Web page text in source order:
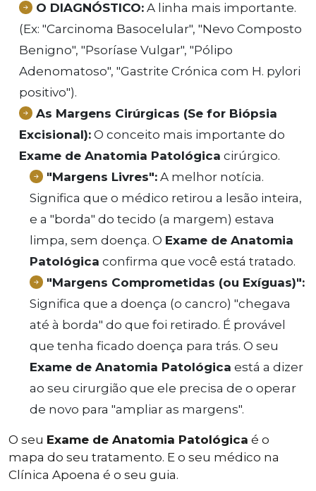
O DIAGNÓSTICO: A linha mais importante.
(Ex: "Carcinoma Basocelular", "Nevo Composto
Benigno", "Psoríase Vulgar", "Pólipo
Adenomatoso", "Gastrite Crónica com H. pylori
positivo").
As Margens Cirúrgicas (Se for Biópsia
Excisional): O conceito mais importante do
Exame de Anatomia Patológica cirúrgico.
"Margens Livres": A melhor notícia.
Significa que o médico retirou a lesão inteira,
e a "borda" do tecido (a margem) estava
limpa, sem doença. O Exame de Anatomia
Patológica confirma que você está tratado.
"Margens Comprometidas (ou Exíguas)":
Significa que a doença (o cancro) "chegava
até à borda" do que foi retirado. É provável
que tenha ficado doença para trás. O seu
Exame de Anatomia Patológica está a dizer
ao seu cirurgião que ele precisa de o operar
de novo para "ampliar as margens".
O seu Exame de Anatomia Patológica é o
mapa do seu tratamento. E o seu médico na
Clínica Apoena é o seu guia.